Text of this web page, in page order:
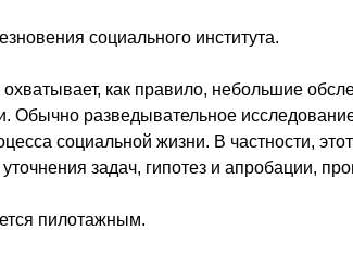
социального института.
как правило, небольшие
Обычно разведывательное
социальной жизни. В частности,
задач, гипотез и апробации,
пилотажным.